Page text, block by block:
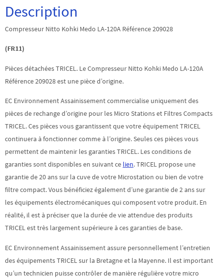
120A
Référence
209028
Description
Compresseur Nitto Kohki Medo LA-120A Référence 209028
(FR11)
Pièces détachées TRICEL. Le Compresseur Nitto Kohki Medo LA-120A
Référence 209028 est une pièce d’origine.
EC Environnement Assainissement commercialise uniquement des
pièces de rechange d’origine pour les Micro Stations et Filtres Compacts
TRICEL. Ces pièces vous garantissent que votre équipement TRICEL
continuera à fonctionner comme à l’origine. Seules ces pièces vous
permettent de maintenir les garanties TRICEL. Les conditions de
garanties sont disponibles en suivant ce lien. TRICEL propose une
garantie de 20 ans sur la cuve de votre Microstation ou bien de votre
filtre compact. Vous bénéficiez également d’une garantie de 2 ans sur
les équipements électromécaniques qui composent votre produit. En
réalité, il est à préciser que la durée de vie attendue des produits
TRICEL est très largement supérieure à ces garanties de base.
EC Environnement Assainissement assure personnellement l’entretien
des équipements TRICEL sur la Bretagne et la Mayenne. Il est important
qu’un technicien puisse contrôler de manière régulière votre micro